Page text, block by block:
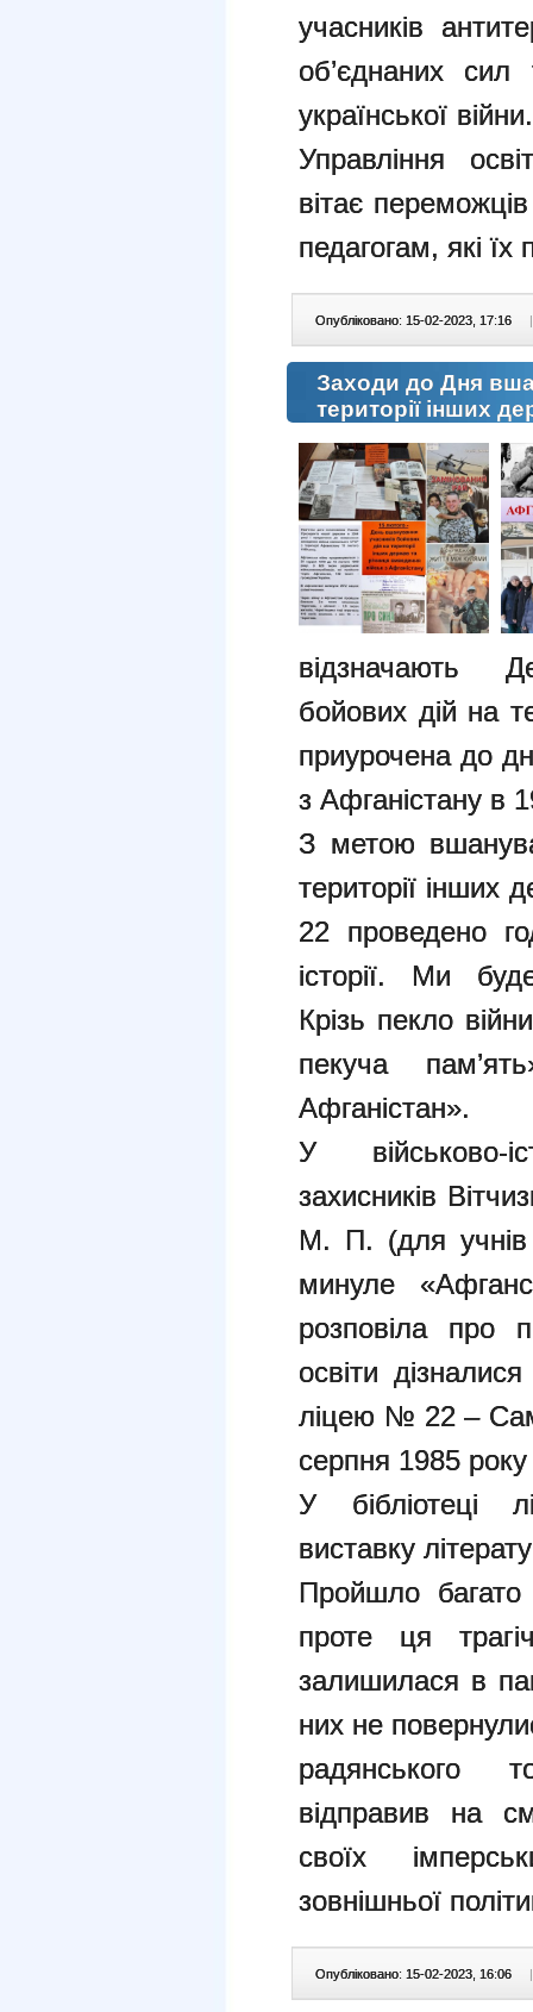
учасників
об’єднаних сил
української війни.
Управління
вітає
педагогам, які їх
Опубліковано: 15-02-2023, 17:16 |
Заходи до Дня
території інших
відзначають
бойових дій на
приурочена до
з Афганістану в
З метою
території інших
22 проведено
історії. Ми
Крізь пекло
пекуча
Афганістан».
У військово-
захисників
М. П. (для учнів
минуле
розповіла про
освіти
ліцею № 22 –
серпня 1985 року
У бібліотеці
виставку
Пройшло багато
проте ця
залишилася в
них не
радянського
відправив на
своїх
зовнішньої
Опубліковано: 15-02-2023, 16:06 |